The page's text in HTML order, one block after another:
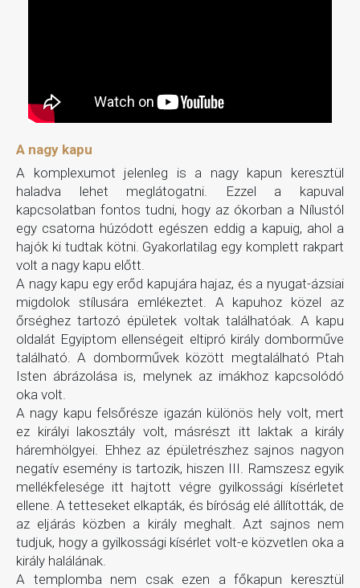
A nagy kapu
A komplexumot jelenleg is a nagy kapun keresztül
haladva lehet meglátogatni. Ezzel a kapuval
kapcsolatban fontos tudni, hogy az ókorban a Nílustól
egy csatorna húzódott egészen eddig a kapuig, ahol a
hajók ki tudtak kötni. Gyakorlatilag egy komplett rakpart
volt a nagy kapu előtt.
A nagy kapu egy erőd kapujára hajaz, és a nyugat-ázsiai
migdolok stílusára emlékeztet. A kapuhoz közel az
őrséghez tartozó épületek voltak találhatóak. A kapu
oldalát Egyiptom ellenségeit eltipró király domborműve
található. A domborművek között megtalálható Ptah
Isten ábrázolása is, melynek az imákhoz kapcsolódó
oka volt.
A nagy kapu felsőrésze igazán különös hely volt, mert
ez királyi lakosztály volt, másrészt itt laktak a király
háremhölgyei. Ehhez az épületrészhez sajnos nagyon
negatív esemény is tartozik, hiszen III. Ramszesz egyik
mellékfelesége itt hajtott végre gyilkossági kísérletet
ellene. A tetteseket elkapták, és bíróság elé állították, de
az eljárás közben a király meghalt. Azt sajnos nem
tudjuk, hogy a gyilkossági kísérlet volt-e közvetlen oka a
király halálának.
A templomba nem csak ezen a főkapun keresztül